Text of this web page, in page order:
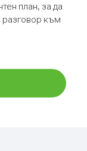
план, за да
разговор към